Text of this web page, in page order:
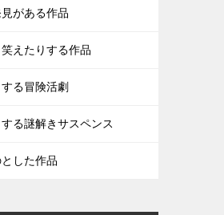
がある作品
えたりする作品
る冒険活劇
る謎解きサスペンス
した作品